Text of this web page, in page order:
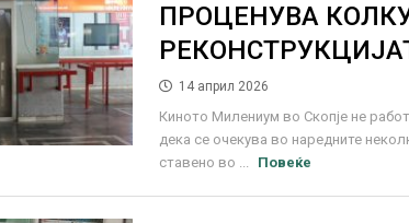
ПРОЦЕНУВА
14 април 2026
Киното Милениум во Скопје не
дека се очекува во наредните
ставено во ...
Повеќе